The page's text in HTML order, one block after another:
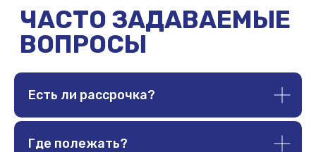
Есть ли рассрочка?
Где полежать?
ПОКУПАТЕЛЮ
Доставка и оплата
Гарантии
Акции
Подарочный
ADARA
Договор оферты
данных